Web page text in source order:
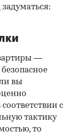
—
вы
с
тактику
то